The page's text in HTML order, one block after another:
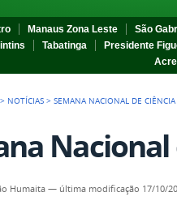
Manaus Zona Leste São
Tabatinga Presidente
Acre
> NOTÍCIAS >SEMANA NACIONAL DE
Humaita — última modificação 17/10/